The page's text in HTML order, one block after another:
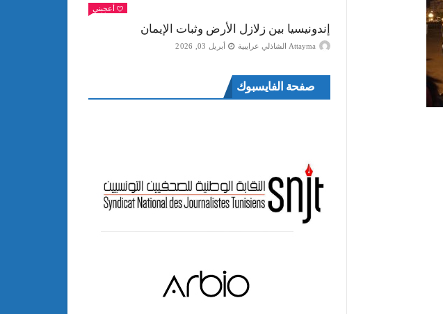
أعجبني
إندونيسيا بين زلازل الأرض وثبات الإيمان
Attayma الشاذلي عرايبية أبريل 03, 2026
صفحة الفايسبوك